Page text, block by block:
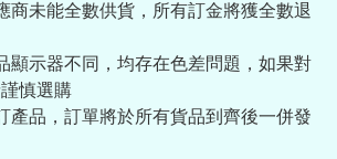
商未能全數供貨，所有訂金將獲全數退
顯示器不同，均存在色差問題，如果對
慎選購
產品，訂單將於所有貨品到齊後一併發